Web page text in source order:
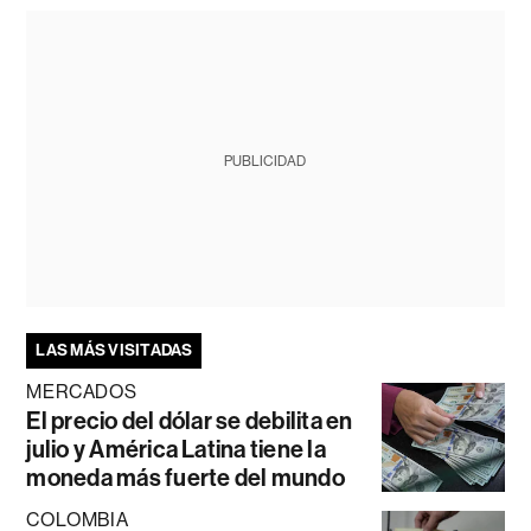
PUBLICIDAD
LAS MÁS VISITADAS
MERCADOS
El precio del dólar se debilita en
julio y América Latina tiene la
moneda más fuerte del mundo
COLOMBIA